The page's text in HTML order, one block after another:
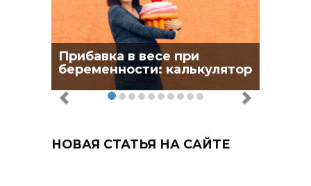
Прибавка в весе при
беременности: калькулятор
НОВАЯ СТАТЬЯ НА САЙТЕ